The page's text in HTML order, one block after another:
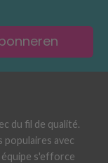
du fil de qualité.
populaires avec
s'efforce